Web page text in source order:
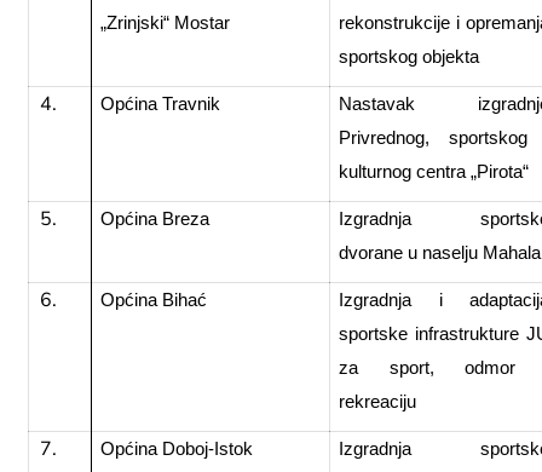
„Zrinjski“ Mostar
rekonstrukcije i
sportskog objekta
Općina Travnik
Nastavak
Privrednog,
kulturnog centra „Pirota“
Općina Breza
Izgradnja
dvorane u naselju Mahala
Općina Bihać
Izgradnja i
sportske infrastrukture
za sport, odmor
rekreaciju
Općina Doboj-Istok
Izgradnja